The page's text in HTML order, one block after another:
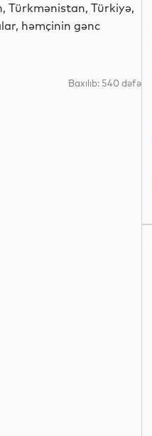
Türkmənistan, Türkiyə,
həmçinin gənc
Baxılıb: 540 dəfə